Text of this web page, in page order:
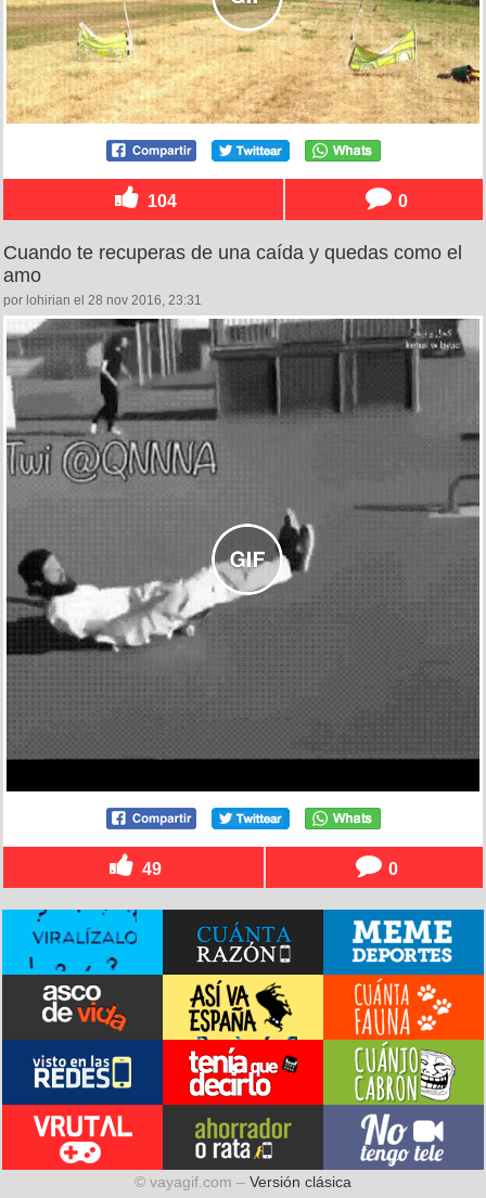
104 0
Cuando te recuperas de una caída y quedas como el
amo
por lohirian el 28 nov 2016, 23:31
49 0
© vayagif.com – Versión clásica